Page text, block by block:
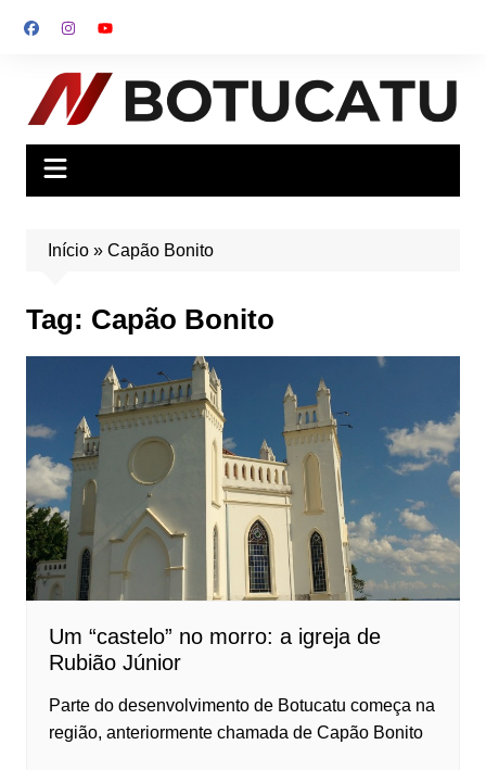
para
conteúdo
Início» Capão Bonito
Tag: Capão Bonito
Um “castelo” no morro: a igreja de
Rubião Júnior
Parte do desenvolvimento de Botucatu começa na
região, anteriormente chamada de Capão Bonito